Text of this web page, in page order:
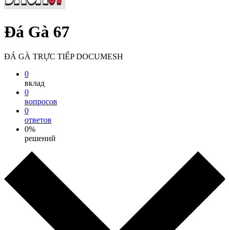
Đá Gà 67
ĐÁ GÀ TRỰC TIẾP DOCUMESH
0
вклад
0
вопросов
0
ответов
0%
решений